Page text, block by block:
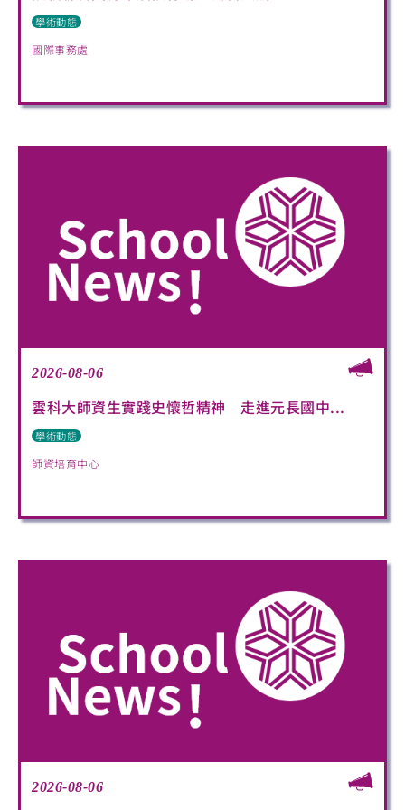
學術動態
國際事務處
2026-08-06
雲科大師資生實踐史懷哲精神 走進元長國中...
學術動態
師資培育中心
2026-08-06